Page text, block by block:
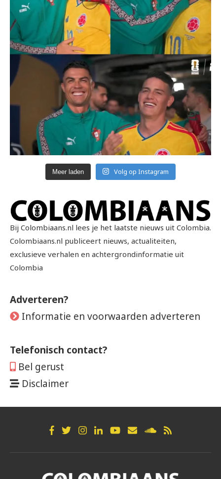
Meer laden Volg op Instagram
Bij Colombiaans.nl lees je het laatste nieuws uit Colombia.
Colombiaans.nl publiceert nieuws, actualiteiten,
exclusieve verhalen en achtergrondinformatie uit
Colombia
Adverteren?
Informatie en voorwaarden adverteren
Telefonisch contact?
Bel gerust
Disclaimer